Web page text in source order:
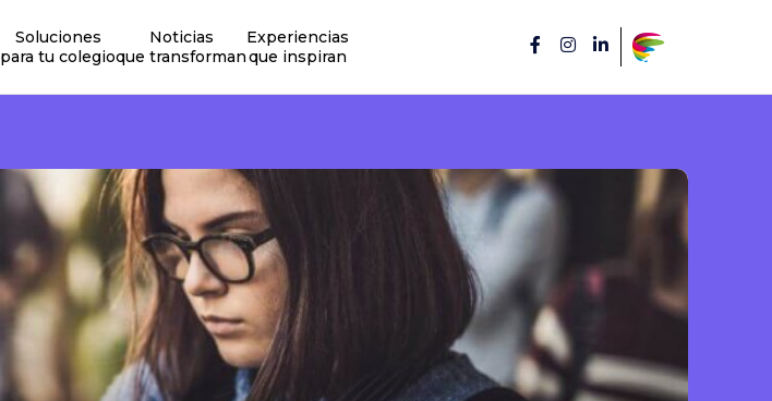
Soluciones
para tu colegio
Noticias
que transforman
Experiencias
que inspiran